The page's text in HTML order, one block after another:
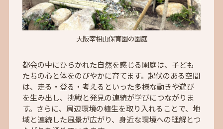
大阪宰相山保育園の園庭
都会の中にひらかれた自然を感じる園庭は、子ども
たちの心と体をのびやかに育てます。起伏のある空間
は、走る・登る・考えるといった多様な動きや遊び
を生み出し、挑戦と発見の連続が学びにつながりま
す。さらに、周辺環境の植生を取り入れることで、地
域と連続した風景が広がり、身近な環境への理解とつ